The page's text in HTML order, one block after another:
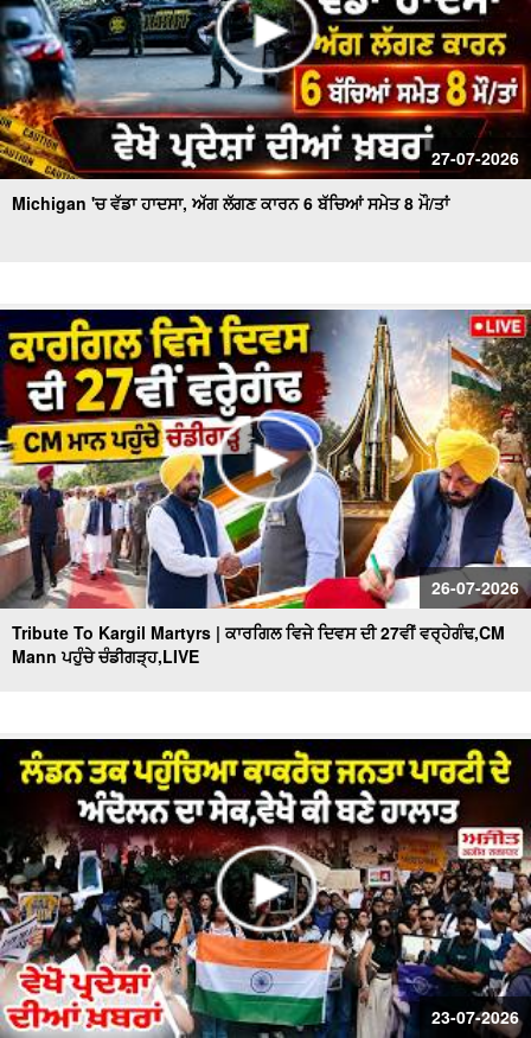
27-07-2026
Michigan 'ਚ ਵੱਡਾ ਹਾਦਸਾ, ਅੱਗ ਲੱਗਣ ਕਾਰਨ 6 ਬੱਚਿਆਂ ਸਮੇਤ 8 ਮੌ/ਤਾਂ
26-07-2026
Tribute To Kargil Martyrs | ਕਾਰਗਿਲ ਵਿਜੇ ਦਿਵਸ ਦੀ 27ਵੀਂ ਵਰ੍ਹੇਗੰਢ,CM
Mann ਪਹੁੰਚੇ ਚੰਡੀਗੜ੍ਹ,LIVE
23-07-2026